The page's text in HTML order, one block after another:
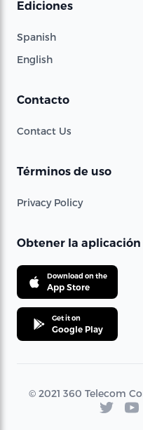
Ediciones
Spanish
English
Contacto
Contact Us
Términos de uso
Privacy Policy
Obtener la aplicación
Download on the
App Store
Get it on
Google Play
© 2021 360 Telecom